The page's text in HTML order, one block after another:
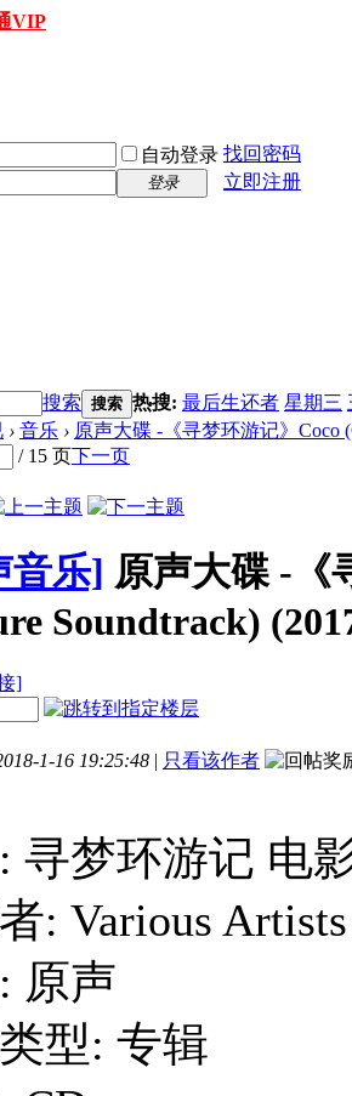
VIP
自动登录 找回密码
登录
立即注册
搜索 搜索 热搜: 最后生还者 星期三
› 音乐 › 原声大碟 -《寻梦环游记》Coco
/ 15 页下一页
音乐] 原声大碟 -《
Soundtrack)
]
1-16 19:25:48 | 只看该作者
寻梦环游记 电
: Various Artists
原声
型: 专辑